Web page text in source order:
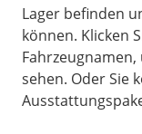
Lager befinden
können. Klicken
Fahrzeugnamen,
sehen. Oder Sie